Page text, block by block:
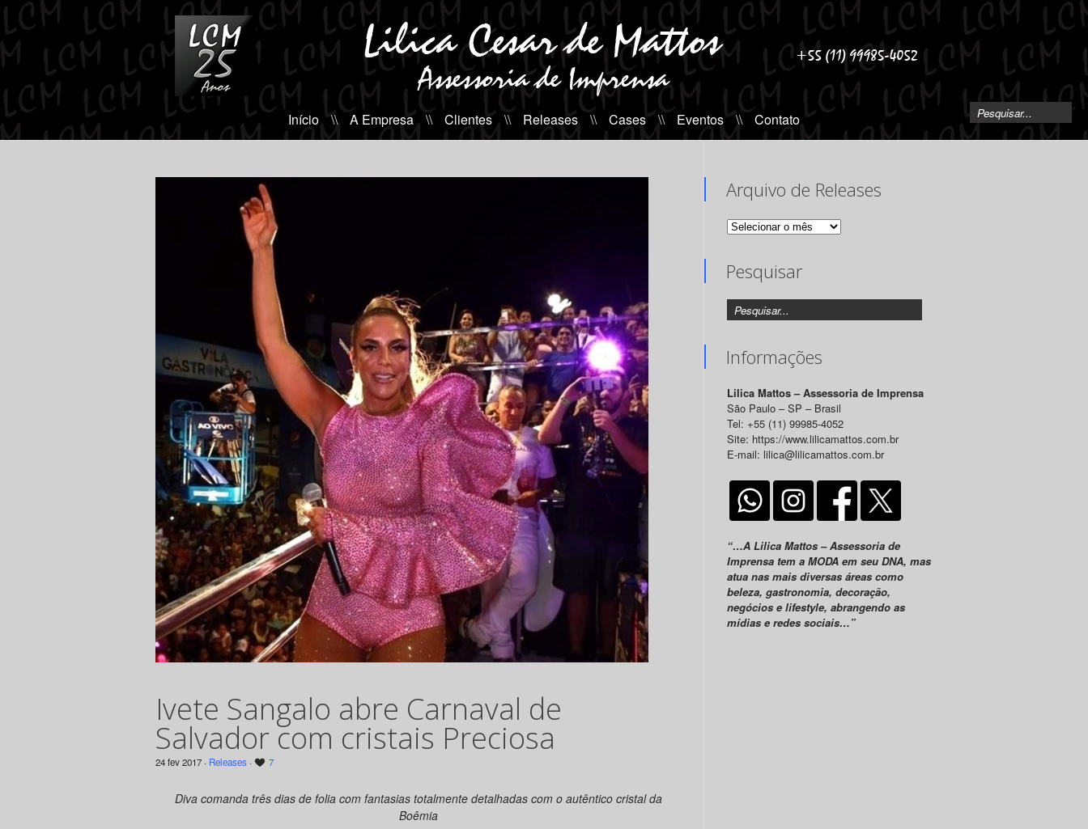
Início \\ A Empresa \\ Clientes \\ Releases \\ Cases \\ Eventos \\ Contato
Ivete Sangalo abre Carnaval de
Salvador com cristais Preciosa
24 fev 2017 · Releases · 7
Diva comanda três dias de folia com fantasias totalmente detalhadas com o autêntico cristal da
Boêmia
Arquivo de Releases
Arquivo
Pesquisar
Informações
Lilica Mattos – Assessoria de Imprensa
São Paulo – SP – Brasil
Tel: +55 (11) 99985-4052
Site: https://www.lilicamattos.com.br
E-mail: lilica@lilicamattos.com.br
“…A Lilica Mattos – Assessoria de
Imprensa tem a MODA em seu DNA, mas
atua nas mais diversas áreas como
beleza, gastronomia, decoração,
negócios e lifestyle, abrangendo as
mídias e redes sociais…”